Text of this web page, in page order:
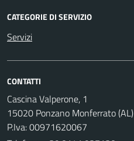
CATEGORIE DI SERVIZIO
Servizi
CONTATTI
Cascina Valperone, 1
15020 Ponzano Monferrato (AL)
P.Iva: 00971620067